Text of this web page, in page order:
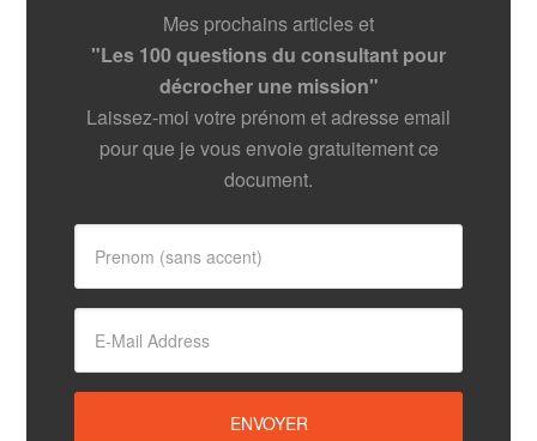
Mes prochains articles et
"Les 100 questions du consultant pour
décrocher une mission"
Laissez-moi votre prénom et adresse email
pour que je vous envoie gratuitement ce
document.